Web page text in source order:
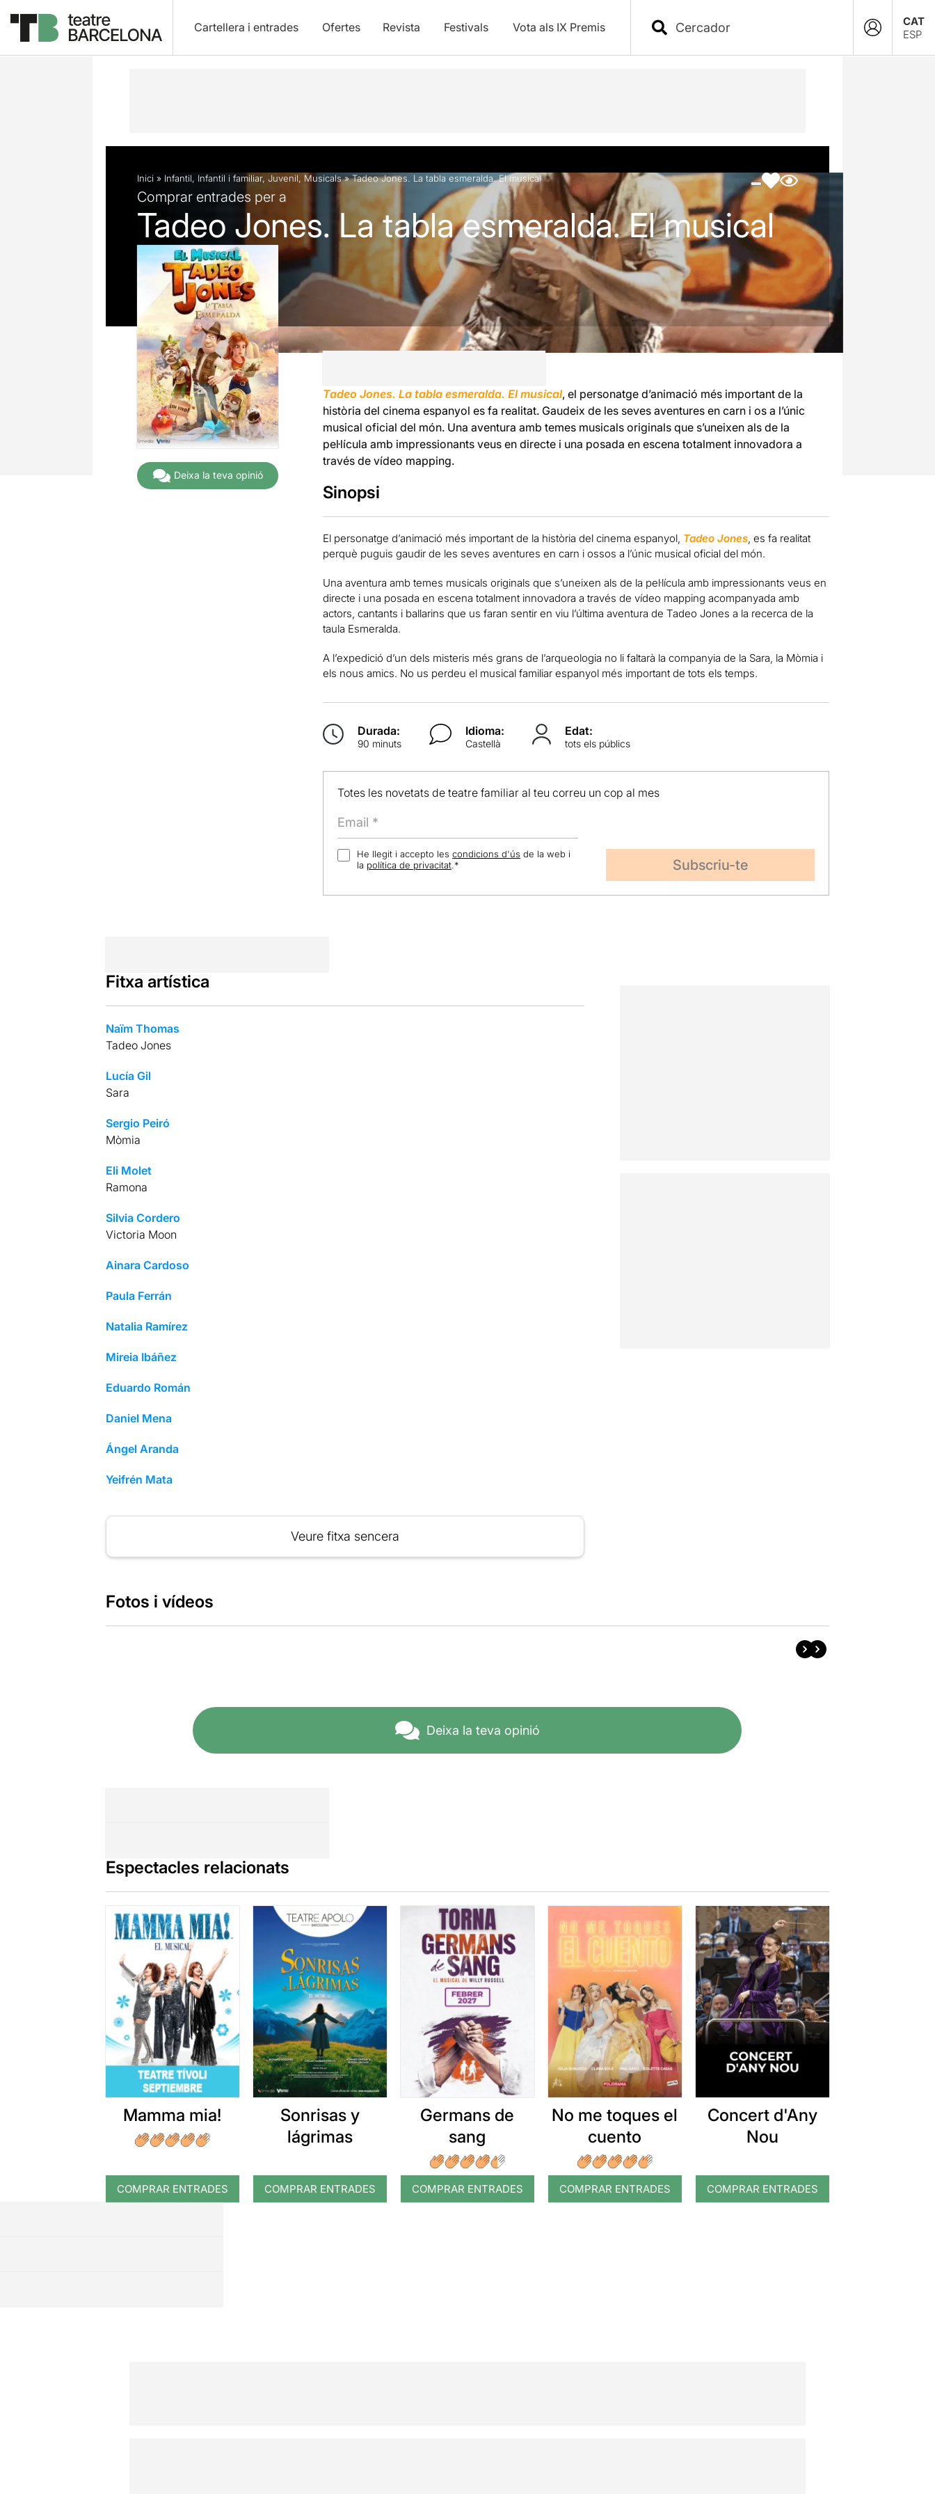
Cartellera i entrades Ofertes Revista Festivals Vota als IX Premis
CAT
ESP
Descripció Fitxa artística Fotos i vídeos
Inici » Infantil, Infantil i familiar, Juvenil, Musicals»Tadeo Jones. La tabla esmeralda. El musical
Comprar entrades per a
Tadeo Jones. La tabla esmeralda. El musical
Deixa la teva opinió
Tadeo Jones. La tabla esmeralda. El musical, el personatge d’animació més important de la
història del cinema espanyol es fa realitat. Gaudeix de les seves aventures en carn i os a l’únic
musical oficial del món. Una aventura amb temes musicals originals que s’uneixen als de la
pel·lícula amb impressionants veus en directe i una posada en escena totalment innovadora a
través de vídeo mapping.
Sinopsi
El personatge d’animació més important de la història del cinema espanyol, Tadeo Jones, es fa realitat
perquè puguis gaudir de les seves aventures en carn i ossos a l’únic musical oficial del món.
Una aventura amb temes musicals originals que s’uneixen als de la pel·lícula amb impressionants veus en
directe i una posada en escena totalment innovadora a través de vídeo mapping acompanyada amb
actors, cantants i ballarins que us faran sentir en viu l’última aventura de Tadeo Jones a la recerca de la
taula Esmeralda.
A l’expedició d’un dels misteris més grans de l’arqueologia no li faltarà la companyia de la Sara, la Mòmia i
els nous amics. No us perdeu el musical familiar espanyol més important de tots els temps.
Durada:
90 minuts
Idioma:
Castellà
Edat:
tots els públics
Totes les novetats de teatre familiar al teu correu un cop al mes
He llegit i accepto les condicions d'ús de la web i
la política de privacitat.*
Fitxa artística
Naïm Thomas
Tadeo Jones
Lucía Gil
Sara
Sergio Peiró
Mòmia
Eli Molet
Ramona
Silvia Cordero
Victoria Moon
Ainara Cardoso
Paula Ferrán
Natalia Ramírez
Mireia Ibáñez
Eduardo Román
Daniel Mena
Ángel Aranda
Yeifrén Mata
Veure fitxa sencera
Fotos i vídeos
Deixa la teva opinió
Espectacles relacionats
Mamma mia!
COMPRAR ENTRADES
Sonrisas y
lágrimas
COMPRAR ENTRADES
Germans de
sang
COMPRAR ENTRADES
No me toques el
cuento
COMPRAR ENTRADES
Concert d'Any
Nou
COMPRAR ENTRADES